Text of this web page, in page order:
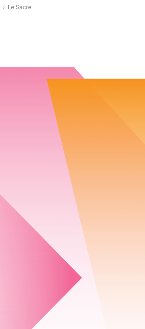
› Le Sacre